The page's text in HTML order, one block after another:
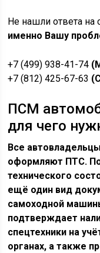
Не нашли ответа на
именно Вашу
+7 (499) 938-41-74
+7 (812) 425-67-63
ПСМ
для чего
Все
оформляют ПТС.
технического
ещё один вид
самоходной
подтверждает
спецтехники на
органах, а также